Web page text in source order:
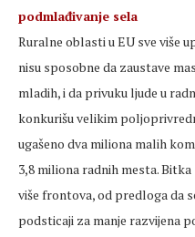
podmlađivanje sela
Ruralne oblasti u EU sve više
nisu sposobne da zaustave
mladih, i da privuku ljude u
konkurišu velikim
ugašeno dva miliona malih
3,8 miliona radnih mesta.
više frontova, od predloga da
podsticaji za manje razvijena